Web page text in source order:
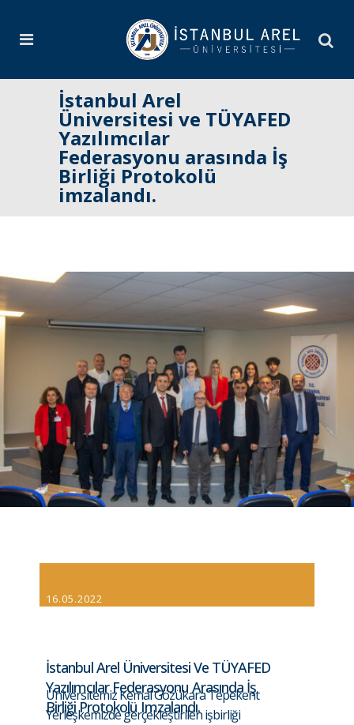
İstanbul Arel
Üniversitesi ve TÜYAFED
Yazılımcılar
Federasyonu arasında İş
Birliği Protokolü
imzalandı.
16.05.2022
İstanbul Arel Üniversitesi Ve TÜYAFED
Yazılımcılar Federasyonu Arasında İş
Birliği Protokolü Imzalandı.
Üniversitemiz Kemal Gözükara Tepekent
Yerleşkemizde gerçekleştirilen işbirliği